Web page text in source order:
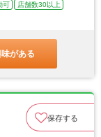
可
店舗数30以上
がある
保存する